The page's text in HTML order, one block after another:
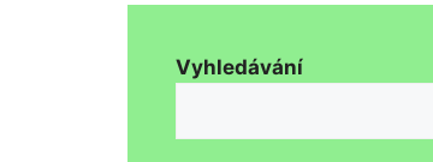
Vyhledávání